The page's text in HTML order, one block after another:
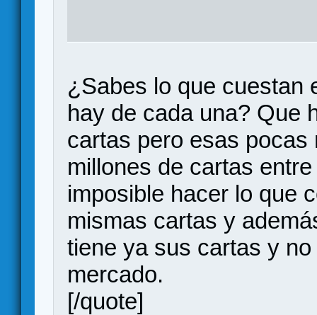
¿Sabes lo que cuestan
hay de cada una? Que
cartas pero esas
millones de cartas
imposible hacer lo que
mismas cartas y
tiene ya sus cartas y
mercado.
[/quote]